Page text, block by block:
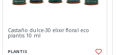
Castaño dulce-30 elixir floral eco
plantis 10 ml
PLANTIS